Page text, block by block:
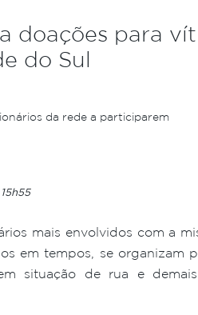
doações para
do Sul
da rede a participarem
mais envolvidos com a
em tempos, se organizam
situação de rua e